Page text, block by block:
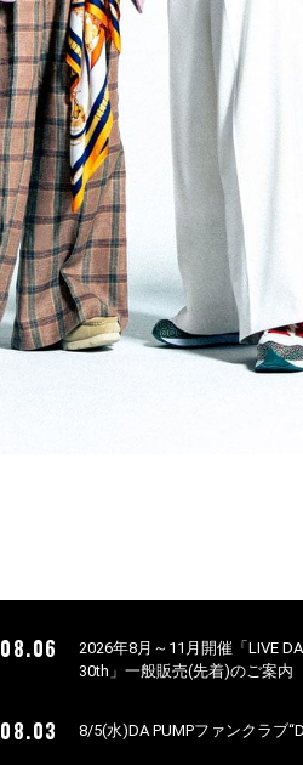
08.06
2026年8月～11月開催「LIVE
30th」一般販売(先着)のご案内
08.03 8/5(水)DA PUMPファンクラブ